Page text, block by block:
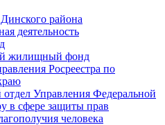
района
деятельность
жилищный фонд
Росреестра по
Управления Федеральной
в сфере защиты прав
человека